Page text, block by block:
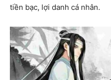
tiền bạc, lợi danh cá nhân.